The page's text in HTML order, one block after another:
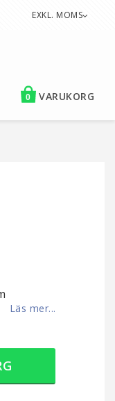
EXKL. MOMS
VARUKORG
0
Läs mer...